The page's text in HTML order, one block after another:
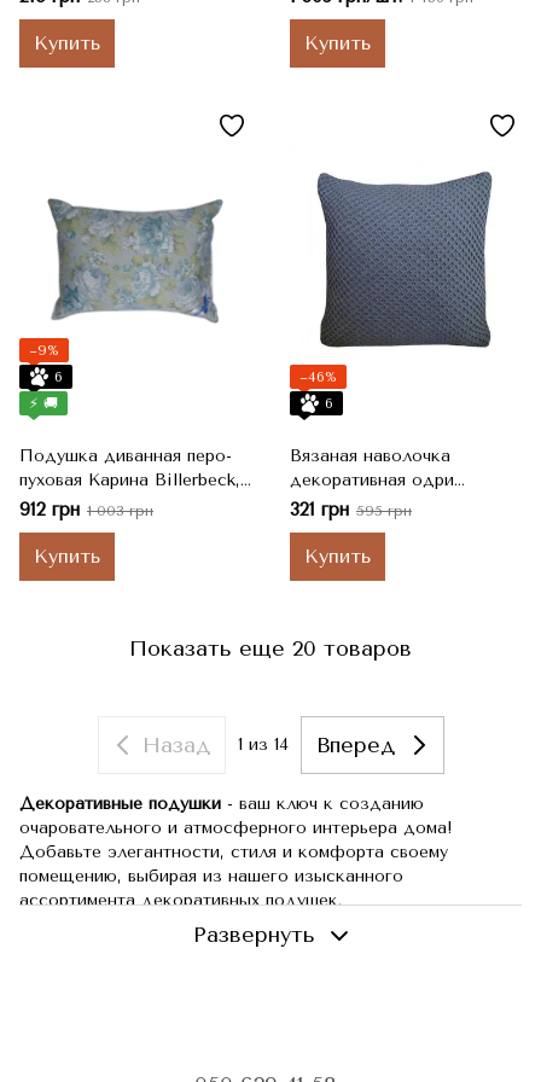
Купить
см
Купить
−9%
6
⚡ 🚚
Подушка диванная перо-
пуховая Карина Billerbeck,
38x38 см, 280 г
912 грн 1 003 грн
Купить
−46%
6
Вязаная наволочка
декоративная одри
графит, Серый, 45x45 см
321 грн 595 грн
Купить
Показать еще 20 товаров
Назад 1 из 14 Вперед
Декоративные подушки - ваш ключ к созданию
очаровательного и атмосферного интерьера дома!
Добавьте элегантности, стиля и комфорта своему
помещению, выбирая из нашего изысканного
ассортимента декоративных подушек.
Представленные декоративные подушки помогут вам
Развернуть